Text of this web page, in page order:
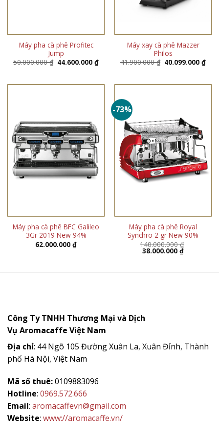
Máy pha cà phê Profitec
Jump
50.000.000₫ Giá
44.600.000₫Giá
44.600.000 ₫.
Máy xay cà phê Mazzer
Philos
41.900.000₫ Giá
40.099.000₫Giá
Máy pha cà phê BFC Galileo
3Gr 2019 New 94%
62.000.000 ₫
-73%
Máy pha cà phê Royal
Synchro 2 gr New 90%
140.000.000₫
Giá
gốc
38.000.000 ₫Giá
38.000.000
Công Ty TNHH Thương Mại và Dịch
Vụ Aromacaffe Việt Nam
Địa chỉ: 44 Ngõ 105 Đường Xuân La, Xuân Đỉnh, Thành
phố Hà Nội, Việt Nam
Mã số thuê:0109883096
Hotline: 0969.572.666
Email: aromacaffevn@gmail.com
Website: www://aromacaffe.vn/